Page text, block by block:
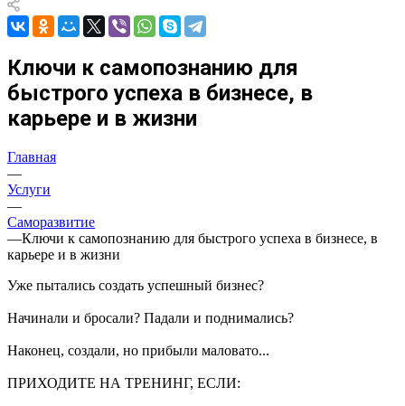
Ключи к самопознанию для
быстрого успеха в бизнесе, в
карьере и в жизни
Главная
—
Услуги
—
Саморазвитие
—Ключи к самопознанию для быстрого успеха в бизнесе, в
карьере и в жизни
Уже пытались создать успешный бизнес?
Начинали и бросали? Падали и поднимались?
Наконец, создали, но прибыли маловато...
ПРИХОДИТЕ НА ТРЕНИНГ, ЕСЛИ: